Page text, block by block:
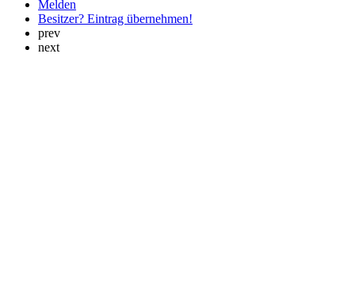
Melden
Besitzer? Eintrag übernehmen!
prev
next